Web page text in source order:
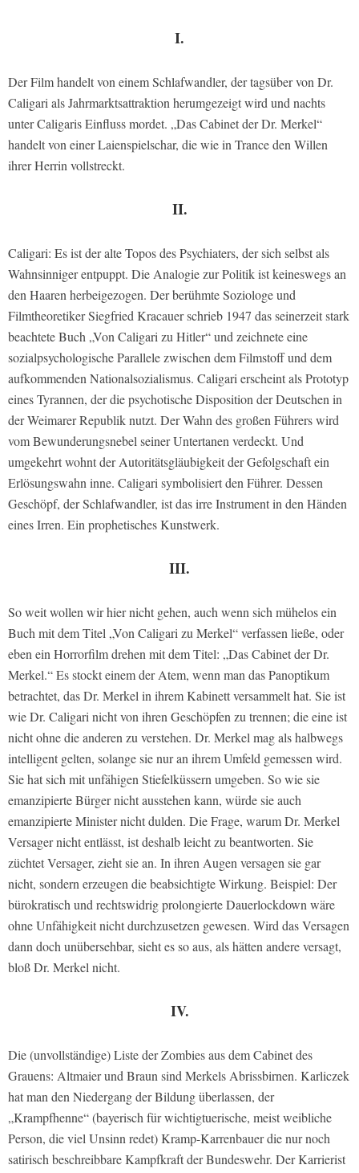
I.
Der Film handelt von einem Schlafwandler, der tagsüber von Dr.
Caligari als Jahrmarktsattraktion herumgezeigt wird und nachts
unter Caligaris Einfluss mordet. „Das Cabinet der Dr. Merkel“
handelt von einer Laienspielschar, die wie in Trance den Willen
ihrer Herrin vollstreckt.
II.
Caligari: Es ist der alte Topos des Psychiaters, der sich selbst als
Wahnsinniger entpuppt. Die Analogie zur Politik ist keineswegs an
den Haaren herbeigezogen. Der berühmte Soziologe und
Filmtheoretiker Siegfried Kracauer schrieb 1947 das seinerzeit stark
beachtete Buch „Von Caligari zu Hitler“ und zeichnete eine
sozialpsychologische Parallele zwischen dem Filmstoff und dem
aufkommenden Nationalsozialismus. Caligari erscheint als Prototyp
eines Tyrannen, der die psychotische Disposition der Deutschen in
der Weimarer Republik nutzt. Der Wahn des großen Führers wird
vom Bewunderungsnebel seiner Untertanen verdeckt. Und
umgekehrt wohnt der Autoritätsgläubigkeit der Gefolgschaft ein
Erlösungswahn inne. Caligari symbolisiert den Führer. Dessen
Geschöpf, der Schlafwandler, ist das irre Instrument in den Händen
eines Irren. Ein prophetisches Kunstwerk.
III.
So weit wollen wir hier nicht gehen, auch wenn sich mühelos ein
Buch mit dem Titel „Von Caligari zu Merkel“ verfassen ließe, oder
eben ein Horrorfilm drehen mit dem Titel: „Das Cabinet der Dr.
Merkel.“ Es stockt einem der Atem, wenn man das Panoptikum
betrachtet, das Dr. Merkel in ihrem Kabinett versammelt hat. Sie ist
wie Dr. Caligari nicht von ihren Geschöpfen zu trennen; die eine ist
nicht ohne die anderen zu verstehen. Dr. Merkel mag als halbwegs
intelligent gelten, solange sie nur an ihrem Umfeld gemessen wird.
Sie hat sich mit unfähigen Stiefelküssern umgeben. So wie sie
emanzipierte Bürger nicht ausstehen kann, würde sie auch
emanzipierte Minister nicht dulden. Die Frage, warum Dr. Merkel
Versager nicht entlässt, ist deshalb leicht zu beantworten. Sie
züchtet Versager, zieht sie an. In ihren Augen versagen sie gar
nicht, sondern erzeugen die beabsichtigte Wirkung. Beispiel: Der
bürokratisch und rechtswidrig prolongierte Dauerlockdown wäre
ohne Unfähigkeit nicht durchzusetzen gewesen. Wird das Versagen
dann doch unübersehbar, sieht es so aus, als hätten andere versagt,
bloß Dr. Merkel nicht.
IV.
Die (unvollständige) Liste der Zombies aus dem Cabinet des
Grauens: Altmaier und Braun sind Merkels Abrissbirnen. Karliczek
hat man den Niedergang der Bildung überlassen, der
„Krampfhenne“ (bayerisch für wichtigtuerische, meist weibliche
Person, die viel Unsinn redet) Kramp-Karrenbauer die nur noch
satirisch beschreibbare Kampfkraft der Bundeswehr. Der Karrierist